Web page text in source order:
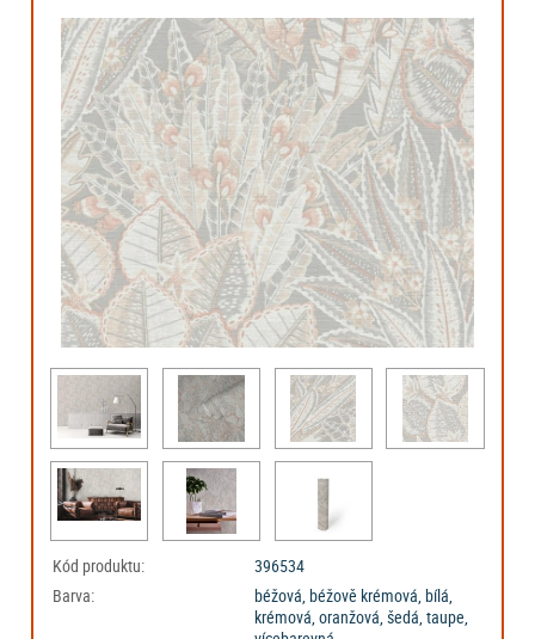
Kód produktu:
396534
Barva:
béžová, béžově krémová, bílá,
krémová, oranžová, šedá, taupe,